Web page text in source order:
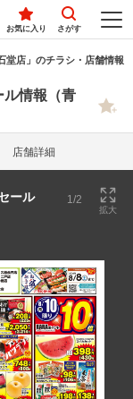
お気に入り さがす
堂店」のチラシ・店舗情報
ル情報（青
店舗詳細
ール 1/2
拡大